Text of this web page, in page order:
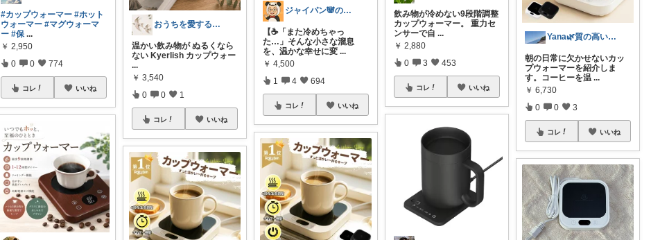
#カップウォーマー #ホット
ウォーマー #マグウォーマ
ー #保 ...
￥ 2,950
0 0 774
コレ いいね
おうちを愛するヒト🍀
温かい飲み物が ぬるくなら
ない Kyerlish カップウォー
...
￥ 3,540
0 0 1
コレ いいね
ジャイパン🐼の当直明け回復ROOM
【☕️「また冷めちゃっ
た…」そんな小さな溜息
を、温かな幸せに変 ...
￥ 4,500
1 4 694
コレ いいね
飲み物が冷めない9段階調整
カップウォーマー。 重力セ
ンサーで自 ...
￥ 2,880
0 3 453
コレ いいね
Yana🌿質の高い暮らしのROOM
朝の日常に欠かせないカッ
プウォーマーを紹介しま
す。コーヒーを温 ...
￥ 6,730
0 0 3
コレ いいね